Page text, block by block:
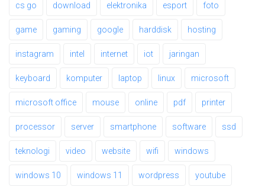
cs go download elektronika esport foto
game gaming google harddisk hosting
instagram intel internet iot jaringan
keyboard komputer laptop linux microsoft
microsoft office mouse online pdf printer
processor server smartphone software ssd
teknologi video website wifi windows
windows 10 windows 11 wordpress youtube